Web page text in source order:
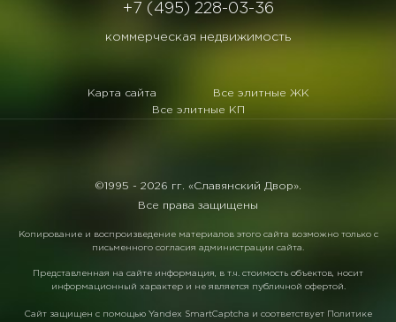
+7 (495) 228-03-36
коммерческая недвижимость
Карта сайта
Все элитные ЖК
Все элитные КП
©1995 - 2026 гг. «Славянский Двор».
Все права защищены
Копирование и воспроизведение материалов этого сайта возможно только с
письменного согласия администрации сайта.
Представленная на сайте информация, в т.ч. стоимость объектов, носит
информационный характер и не является публичной офертой.
Сайт защищен с помощью Yandex SmartCaptcha и соответствует Политике